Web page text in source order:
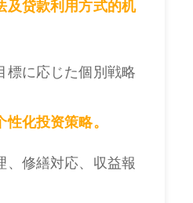
及贷款利用方式的机
標に応じた個別戦略
化投资策略。
、修繕対応、収益報